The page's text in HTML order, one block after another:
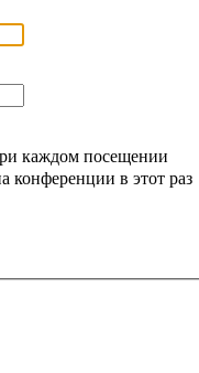
каждом посещении
конференции в этот раз